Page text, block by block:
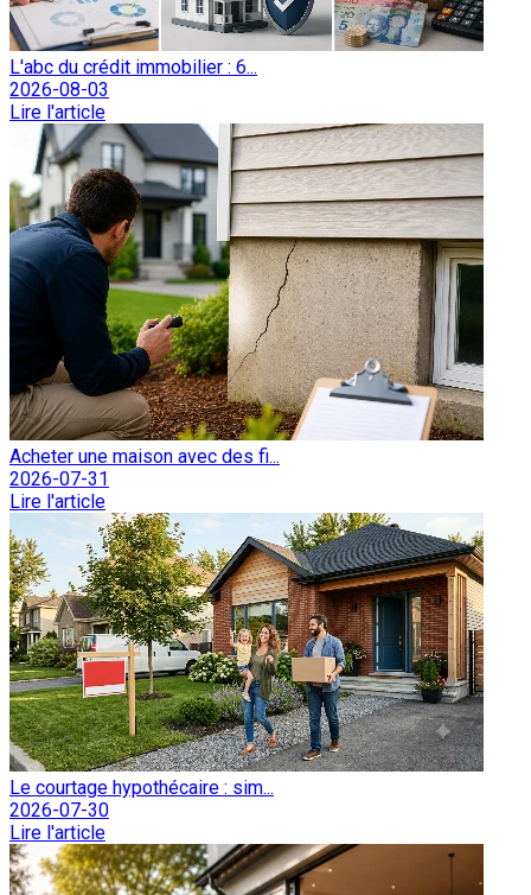
L'abc du crédit immobilier : 6...
2026-08-03
Lire l'article
Acheter une maison avec des fi...
2026-07-31
Lire l'article
Le courtage hypothécaire : sim...
2026-07-30
Lire l'article